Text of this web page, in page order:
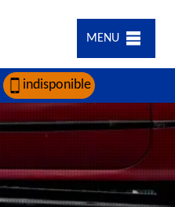
MENU
indisponible